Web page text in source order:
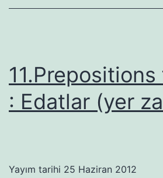
: Edatlar (yer
Yayım tarihi 25 Haziran 2012